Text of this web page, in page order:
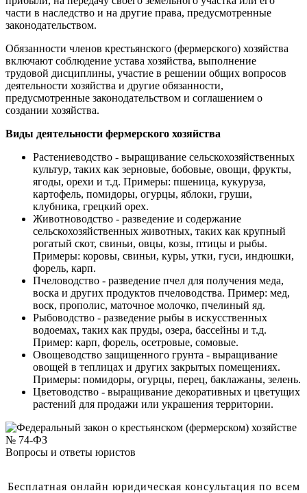
части в наследство и на другие права, предусмотренные
законодательством.
Обязанности членов крестьянского (фермерского) хозяйства
включают соблюдение устава хозяйства, выполнение
трудовой дисциплины, участие в решении общих вопросов
деятельности хозяйства и другие обязанности,
предусмотренные законодательством и соглашением о
создании хозяйства.
Виды деятельности фермерского хозяйства
Растениеводство - выращивание сельскохозяйственных
культур, таких как зерновые, бобовые, овощи, фрукты,
ягоды, орехи и т.д. Примеры: пшеница, кукуруза,
картофель, помидоры, огурцы, яблоки, груши,
клубника, грецкий орех.
Животноводство - разведение и содержание
сельскохозяйственных животных, таких как крупный
рогатый скот, свиньи, овцы, козы, птицы и рыбы.
Примеры: коровы, свиньи, куры, утки, гуси, индюшки,
форель, карп.
Пчеловодство - разведение пчел для получения меда,
воска и других продуктов пчеловодства. Пример: мед,
воск, прополис, маточное молочко, пчелиный яд.
Рыбоводство - разведение рыбы в искусственных
водоемах, таких как пруды, озера, бассейны и т.д.
Пример: карп, форель, осетровые, сомовые.
Овощеводство защищенного грунта - выращивание
овощей в теплицах и других закрытых помещениях.
Примеры: помидоры, огурцы, перец, баклажаны, зелень.
Цветоводство - выращивание декоративных и цветущих
растений для продажи или украшения территории.
Вопросы и ответы юристов
Бесплатная онлайн юридическая консультация по всем